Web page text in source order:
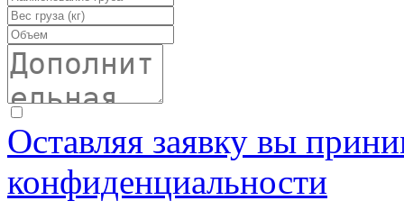
Оставляя заявку вы
конфиденциальности